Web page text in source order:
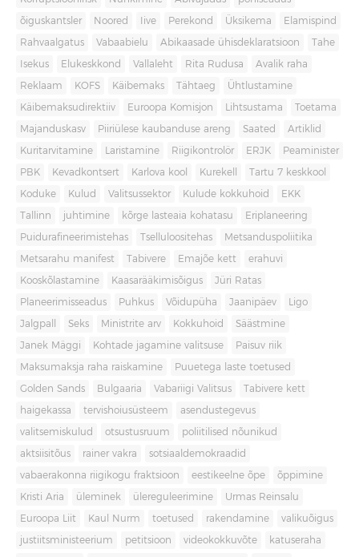
õiguskantsler Noored Iive Perekond Üksikema Elamispind
Rahvaalgatus Vabaabielu Abikaasade ühisdeklaratsioon Tahe
Isekus Elukeskkond Vallaleht Rita Rudusa Avalik raha
Reklaam KOFS Käibemaks Tähtaeg Ühtlustamine
Käibemaksudirektiiv Euroopa Komisjon Lihtsustama Toetama
Majanduskasv Piiriülese kaubanduse areng Saated Artiklid
Kuritarvitamine Laristamine Riigikontrolör ERJK Peaminister
PBK Kevadkontsert Karlova kool Kurekell Tartu 7 keskkool
Koduke Kulud Valitsussektor Kulude kokkuhoid EKK
Tallinn juhtimine kõrge lasteaia kohatasu Eriplaneering
Puidurafineerimistehas Tselluloositehas Metsanduspoliitika
Metsarahu manifest Tabivere Emajõe kett erahuvi
Kooskõlastamine Kaasarääkimisõigus Jüri Ratas
Planeerimisseadus Puhkus Võidupüha Jaanipäev Ligo
Jalgpall Seks Ministrite arv Kokkuhoid Säästmine
Janek Mäggi Kohtade jagamine valitsuse Paisuv riik
Maksumaksja raha raiskamine Puuetega laste toetused
Golden Sands Bulgaaria Vabariigi Valitsus Tabivere kett
haigekassa tervishoiusüsteem asendustegevus
valitsemiskulud otsustusruum poliitilised nõunikud
aktsiisitõus rainer vakra sotsiaaldemokraadid
vabaerakonna riigikogu fraktsioon eestikeelne õpe õppimine
Kristi Aria üleminek ülereguleerimine Urmas Reinsalu
Euroopa Liit Kaul Nurm toetused rakendamine valikuõigus
justiitsministeerium petitsioon videokokkuvõte katuseraha